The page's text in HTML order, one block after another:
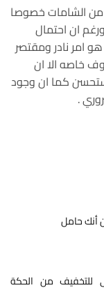
من الشامات خصوصا
ان احتمال
امر نادر ومقتصر
خاصه الا ان
كما ان وجود
.
أنك حامل
للتخفيف من الحكة